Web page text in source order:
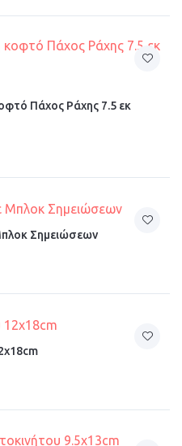
Πάχος Ράχης 7.5 εκ
Σημειώσεων